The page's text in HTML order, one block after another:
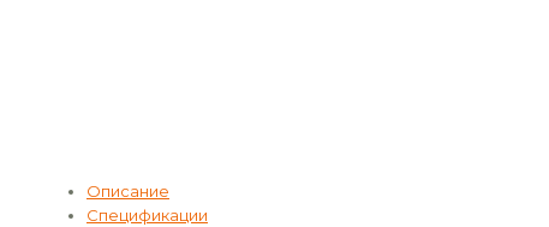
Описание
Спецификации